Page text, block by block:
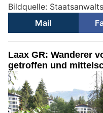
Bildquelle:
Mail
Laax GR: Wanderer
getroffen und